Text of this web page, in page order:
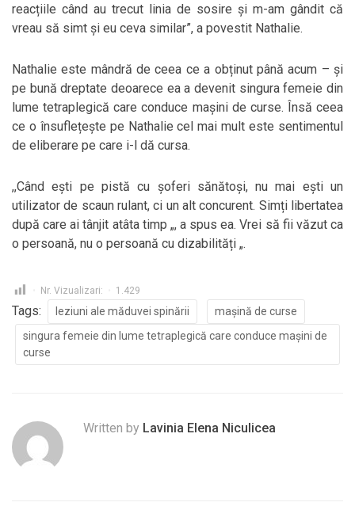
reacțiile când au trecut linia de sosire și m-am gândit că
vreau să simt și eu ceva similar”, a povestit Nathalie.
Nathalie este mândră de ceea ce a obținut până acum – și
pe bună dreptate deoarece ea a devenit singura femeie din
lume tetraplegică care conduce mașini de curse. Însă ceea
ce o însuflețește pe Nathalie cel mai mult este sentimentul
de eliberare pe care i-l dă cursa.
,,Când ești pe pistă cu șoferi sănătoși, nu mai ești un
utilizator de scaun rulant, ci un alt concurent. Simți libertatea
după care ai tânjit atâta timp „, a spus ea. Vrei să fii văzut ca
o persoană, nu o persoană cu dizabilități „.
Nr. Vizualizari: 1.429
Tags: leziuni ale măduvei spinării
mașină de curse
singura femeie din lume tetraplegică care conduce mașini de
curse
Written by Lavinia Elena Niculicea